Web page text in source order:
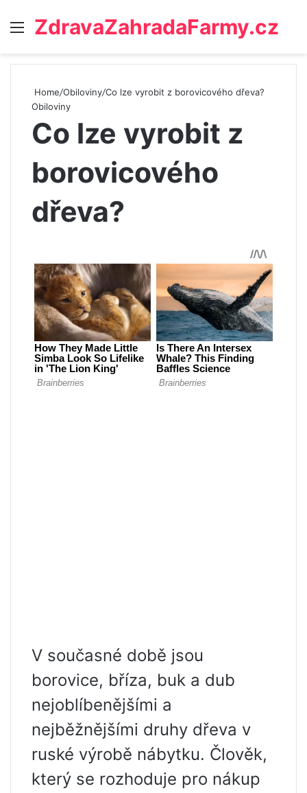
Menu
ZdravaZahradaFarmy.cz
Home/Obiloviny/Co lze vyrobit z borovicového dřeva?
Obiloviny
Co lze vyrobit z
borovicového
dřeva?
V současné době jsou
borovice, bříza, buk a dub
nejoblíbenějšími a
nejběžnějšími druhy dřeva v
ruské výrobě nábytku. Člověk,
který se rozhoduje pro nákup